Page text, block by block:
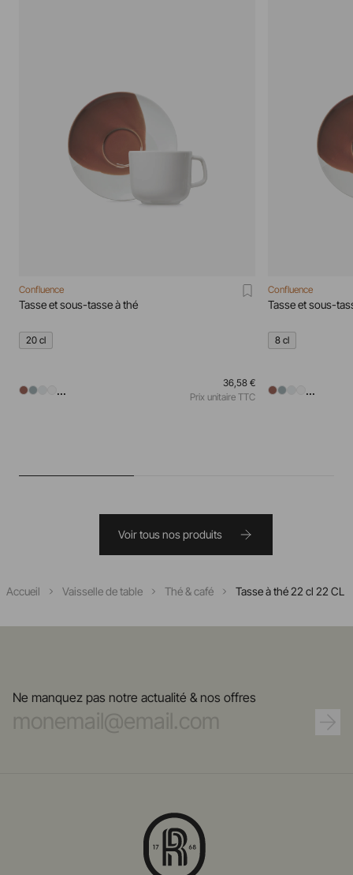
Confluence
Tasse et sous-tasse à thé
20 cl
...
36,58 €
Prix unitaire TTC
Confluence
Tasse et sous-
8 cl
...
Voir tous nos produits
Accueil Vaisselle de table Thé & café Tasse à thé 22 cl 22 CL
Ne manquez pas notre actualité & nos offres